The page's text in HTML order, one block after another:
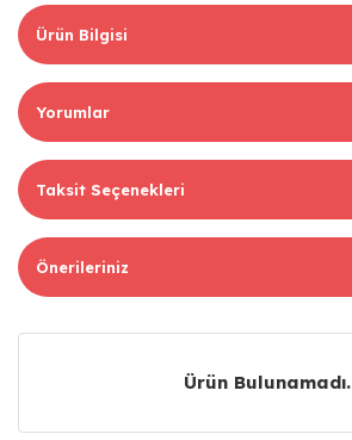
Ürün Bilgisi
Yorumlar
Taksit Seçenekleri
Önerileriniz
Ürün Bulunamadı.